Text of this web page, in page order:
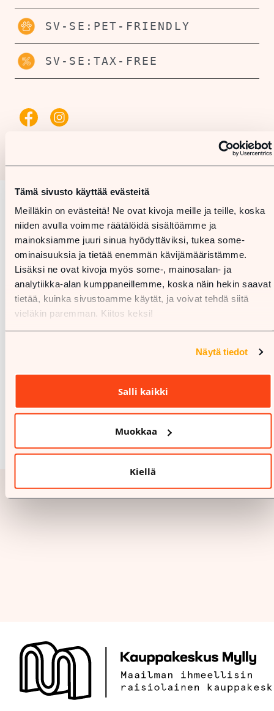
Tämä sivusto käyttää evästeitä
Meilläkin on evästeitä! Ne ovat kivoja meille ja teille, koska
niiden avulla voimme räätälöidä sisältöämme ja
mainoksiamme juuri sinua hyödyttäviksi, tukea some-
ominaisuuksia ja tietää enemmän kävijämääristämme.
Lisäksi ne ovat kivoja myös some-, mainosalan- ja
analytiikka-alan kumppaneillemme, koska näin hekin saavat
tietää, kuinka sivustoamme käytät, ja voivat tehdä siitä
vieläkin paremman. Kiitos keksi!
Näytä tiedot
Salli kaikki
Muokkaa
Kiellä
SV-SE:PET-FRIENDLY
SV-SE:TAX-FREE
Karta